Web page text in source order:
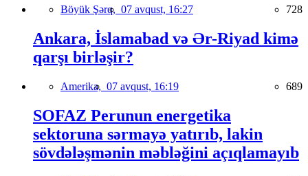
Böyük Şərq, 07 avqust, 16:27 728
Ankara, İslamabad və Ər-Riyad kimə
qarşı birləşir?
Amerika, 07 avqust, 16:19 689
SOFAZ Perunun energetika
sektoruna sərmayə yatırıb, lakin
sövdələşmənin məbləğini açıqlamayıb